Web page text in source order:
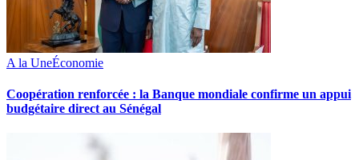
A la UneÉconomie
Coopération renforcée : la Banque mondiale confirme un appui
budgétaire direct au Sénégal